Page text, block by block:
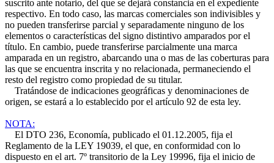
suscrito ante notario, del que se dejará constancia en el expediente
respectivo. En todo caso, las marcas comerciales son indivisibles y
no pueden transferirse parcial y separadamente ninguno de los
elementos o características del signo distintivo amparados por el
título. En cambio, puede transferirse parcialmente una marca
amparada en un registro, abarcando una o mas de las coberturas para
las que se encuentra inscrita y no relacionada, permaneciendo el
resto del registro como propiedad de su titular.
Tratándose de indicaciones geográficas y denominaciones de
origen, se estará a lo establecido por el artículo 92 de esta ley.
NOTA:
El DTO 236, Economía, publicado el 01.12.2005, fija el
Reglamento de la LEY 19039, el que, en conformidad con lo
dispuesto en el art. 7º transitorio de la Ley 19996, fija el inicio de